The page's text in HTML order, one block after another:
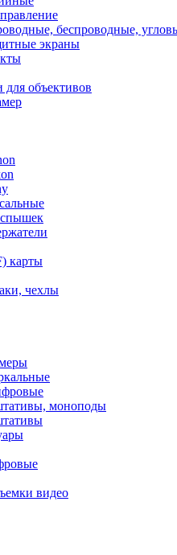
беспроводные,
экраны
объективов
карты
чехлы
моноподы
видео